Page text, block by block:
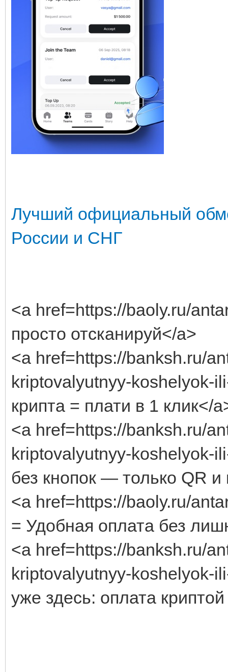
Лучший официальный
России и СНГ
<a href=https://baoly.ru/
просто отсканируй</a>
<a href=https://banksh.ru/
kriptovalyutnyy-koshelyok-
крипта = плати в 1 клик</
<a href=https://banksh.ru/
kriptovalyutnyy-koshelyok-
без кнопок — только QR и
<a href=https://baoly.ru/
= Удобная оплата без
<a href=https://banksh.ru/
kriptovalyutnyy-koshelyok-
уже здесь: оплата